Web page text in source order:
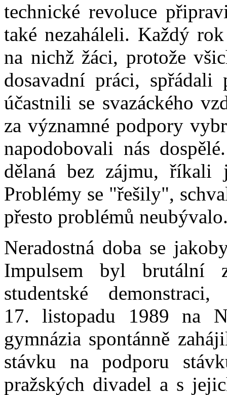
technické revoluce
také nezaháleli. Každý
na nichž žáci, protože
dosavadní práci,
účastnili se svazáckého
za významné podpory
napodobovali nás
dělaná bez zájmu, říkali
Problémy se "řešily",
přesto problémů
Neradostná doba se
Impulsem byl brutální
studentské
17. listopadu 1989 na
gymnázia spontánně
stávku na podporu
pražských divadel a s